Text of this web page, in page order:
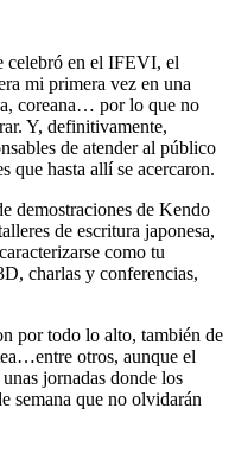
celebró en el IFEVI, el
mi primera vez en una
coreana… por lo que no
Y, definitivamente,
de atender al público
que hasta allí se acercaron.
demostraciones de Kendo
de escritura japonesa,
como tu
charlas y conferencias,
por todo lo alto, también de
otros, aunque el
jornadas donde los
semana que no olvidarán